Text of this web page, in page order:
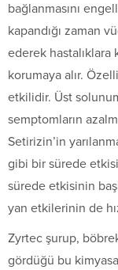
bağlanmasını
kapandığı zaman
ederek
korumaya alır.
etkilidir. Üst
semptomların
Setirizin’in
gibi bir sürede
sürede etkisinin
yan etkilerinin de
Zyrtec şurup,
gördüğü bu